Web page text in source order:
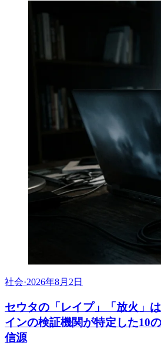
社会·2026年8月2日
セウタの「レイプ」「放火」
インの検証機関が特定した10
信源